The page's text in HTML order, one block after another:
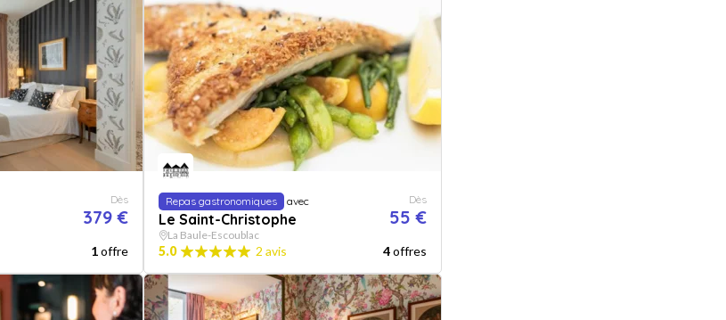
Dès
379 €
1offre
Repas gastronomiques avec
Le Saint-Christophe
Dès
55 €
La Baule-Escoublac
5.0 2 avis 4offres